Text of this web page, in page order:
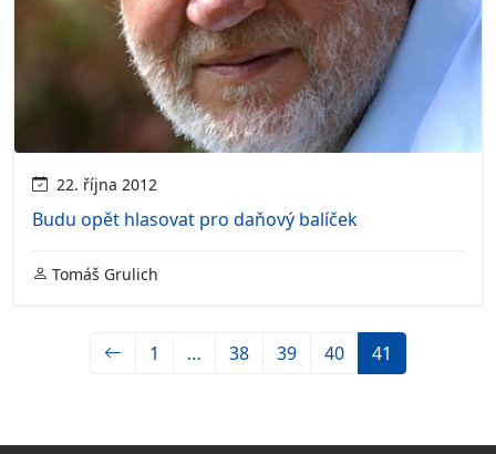
22. října 2012
Budu opět hlasovat pro daňový balíček
Tomáš Grulich
1 … 38 39 40 41